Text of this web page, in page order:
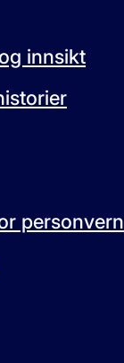
innsikt
personvern